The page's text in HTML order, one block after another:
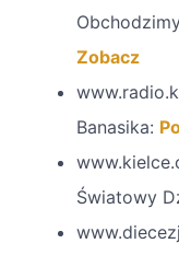
Zobacz
Banasika:
Światowy